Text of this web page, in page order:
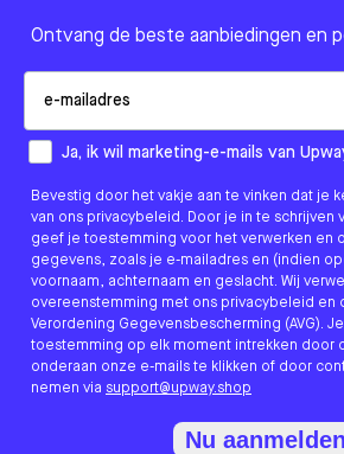
Ontvang de beste aanbiedingen en
How would you like to hear from us?
Ja, ik wil marketing-e-mails van
Bevestig door het vakje aan te vinken dat je
van ons privacybeleid. Door je in te schrijven
geef je toestemming voor het verwerken en
gegevens, zoals je e-mailadres en (indien
voornaam, achternaam en geslacht. Wij
overeenstemming met ons privacybeleid en
Verordening Gegevensbescherming (AVG).
toestemming op elk moment intrekken door
onderaan onze e-mails te klikken of door
nemen via support@upway.shop
Nu aanmelden